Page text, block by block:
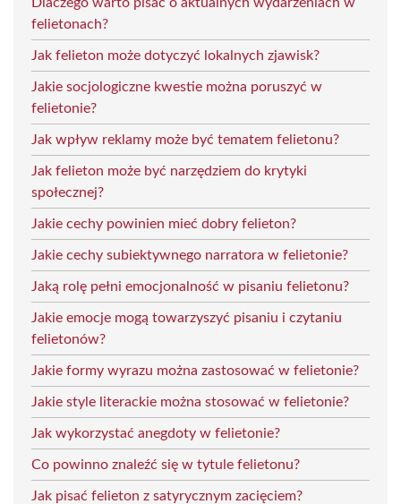
felietonach?
Jak felieton może dotyczyć lokalnych zjawisk?
Jakie socjologiczne kwestie można poruszyć w
felietonie?
Jak wpływ reklamy może być tematem felietonu?
Jak felieton może być narzędziem do krytyki
społecznej?
Jakie cechy powinien mieć dobry felieton?
Jakie cechy subiektywnego narratora w felietonie?
Jaką rolę pełni emocjonalność w pisaniu felietonu?
Jakie emocje mogą towarzyszyć pisaniu i czytaniu
felietonów?
Jakie formy wyrazu można zastosować w felietonie?
Jakie style literackie można stosować w felietonie?
Jak wykorzystać anegdoty w felietonie?
Co powinno znaleźć się w tytule felietonu?
Jak pisać felieton z satyrycznym zacięciem?